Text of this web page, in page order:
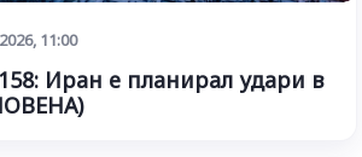
11:00
Иран е планирал удари в